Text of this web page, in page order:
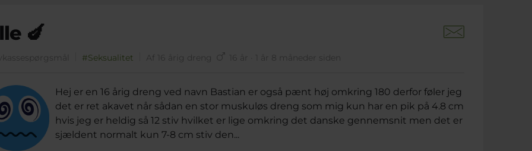
🍆
#Seksualitet Af 16 årig dreng 16 år · 1 år 8 måneder siden
Hej er en 16 årig dreng ved navn Bastian er også pænt høj omkring 180 derfor føler jeg
det er ret akavet når sådan en stor muskuløs dreng som mig kun har en pik på 4.8 cm
hvis jeg er heldig så 12 stiv hvilket er lige omkring det danske gennemsnit men det er
sjældent normalt kun 7-8 cm stiv den...